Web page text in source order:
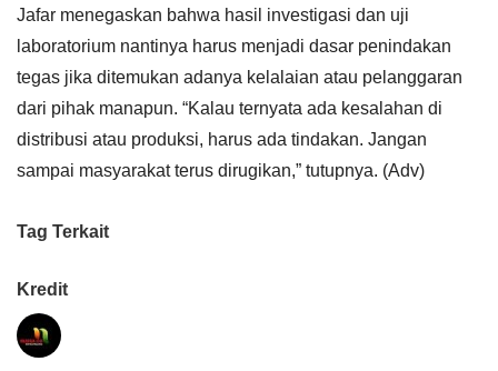
Jafar menegaskan bahwa hasil investigasi dan uji
laboratorium nantinya harus menjadi dasar penindakan
tegas jika ditemukan adanya kelalaian atau pelanggaran
dari pihak manapun. “Kalau ternyata ada kesalahan di
distribusi atau produksi, harus ada tindakan. Jangan
sampai masyarakat terus dirugikan,” tutupnya. (Adv)
Tag Terkait
Kredit